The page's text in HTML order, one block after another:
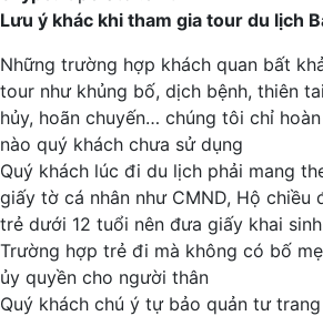
Lưu ý khác khi tham gia tour du lịch
Những trường hợp khách quan bất
tour như khủng bố, dịch bệnh, thiên
hủy, hoãn chuyến… chúng tôi chỉ
nào quý khách chưa sử dụng
Quý khách lúc đi du lịch phải mang
giấy tờ cá nhân như CMND, Hộ
trẻ dưới 12 tuổi nên đưa giấy khai
Trường hợp trẻ đi mà không có bố
ủy quyền cho người thân
Quý khách chú ý tự bảo quản tư trang